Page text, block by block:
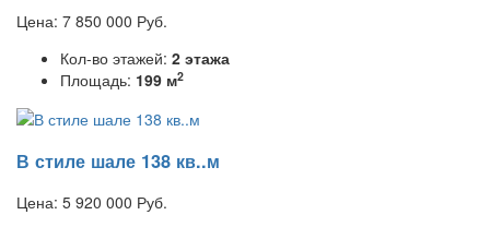
Цена: 7 850 000 Руб.
Кол-во этажей: 2 этажа
Площадь: 199 м2
В стиле шале 138 кв..м
Цена: 5 920 000 Руб.